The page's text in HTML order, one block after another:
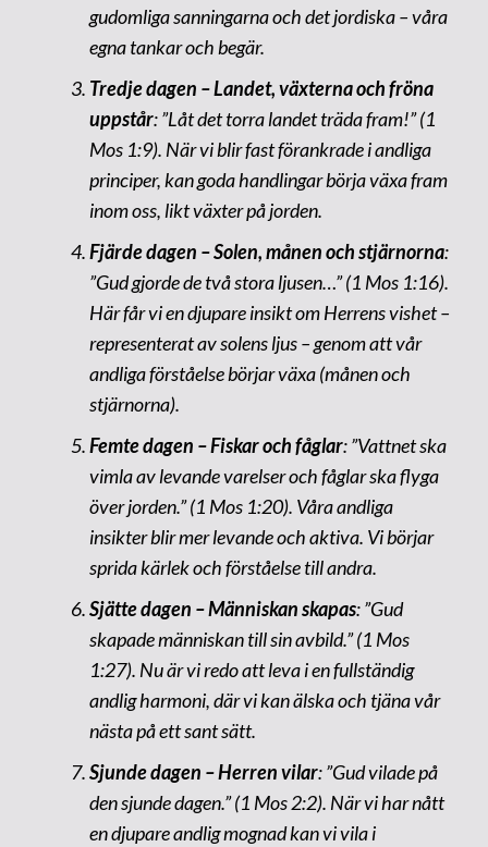
gudomliga sanningarna och det jordiska – våra
egna tankar och begär.
Tredje dagen – Landet, växterna och fröna
uppstår: ”Låt det torra landet träda fram!” (1
Mos 1:9). När vi blir fast förankrade i andliga
principer, kan goda handlingar börja växa fram
inom oss, likt växter på jorden.
Fjärde dagen – Solen, månen och stjärnorna:
”Gud gjorde de två stora ljusen…” (1 Mos 1:16).
Här får vi en djupare insikt om Herrens vishet –
representerat av solens ljus – genom att vår
andliga förståelse börjar växa (månen och
stjärnorna).
Femte dagen – Fiskar och fåglar: ”Vattnet ska
vimla av levande varelser och fåglar ska flyga
över jorden.” (1 Mos 1:20). Våra andliga
insikter blir mer levande och aktiva. Vi börjar
sprida kärlek och förståelse till andra.
Sjätte dagen – Människan skapas: ”Gud
skapade människan till sin avbild.” (1 Mos
1:27). Nu är vi redo att leva i en fullständig
andlig harmoni, där vi kan älska och tjäna vår
nästa på ett sant sätt.
Sjunde dagen – Herren vilar: ”Gud vilade på
den sjunde dagen.” (1 Mos 2:2). När vi har nått
en djupare andlig mognad kan vi vila i